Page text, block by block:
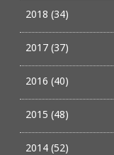
2018 (34)
2017 (37)
2016 (40)
2015 (48)
2014 (52)